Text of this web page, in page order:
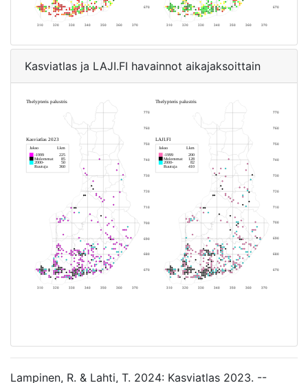
Kasviatlas ja LAJI.FI havainnot aikajaksoittain
Lampinen, R. & Lahti, T. 2024: Kasviatlas 2023. --